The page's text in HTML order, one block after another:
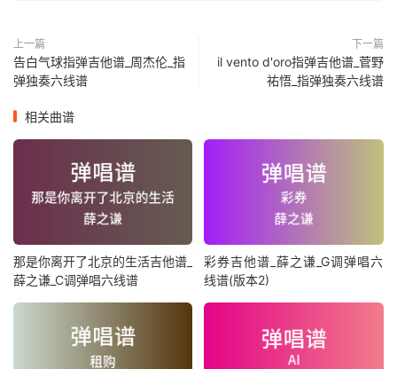
上一篇
告白气球指弹吉他谱_周杰伦_指
弹独奏六线谱
下一篇
il vento d'oro指弹吉他谱_菅野
祐悟_指弹独奏六线谱
相关曲谱
那是你离开了北京的生活吉他谱_
薛之谦_C调弹唱六线谱
彩券吉他谱_薛之谦_G调弹唱六
线谱(版本2)